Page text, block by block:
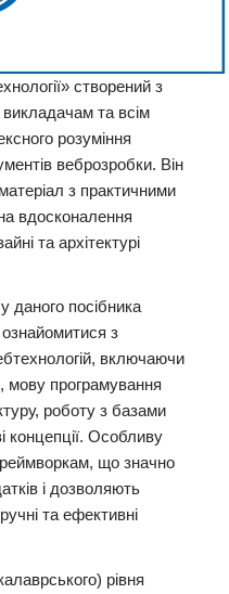
створений з
та всім
розуміння
веброзробки. Він
з практичними
вдосконалення
та архітектурі
даного посібника
з
включаючи
мову програмування
роботу з базами
концепції. Особливу
що значно
і дозволяють
та ефективні
рівня